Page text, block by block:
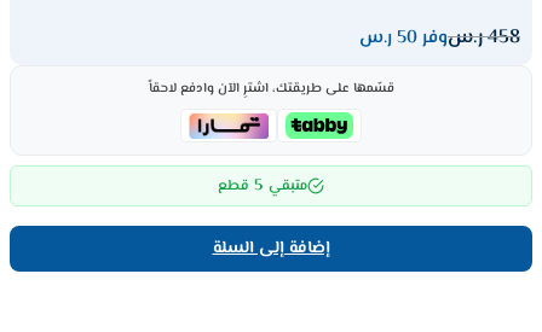
458ر.سوفر 50 ر.س
قسّمها على طريقتك، اشترِ الآن وادفع لاحقاً
متبقي 5 قطع
إضافة إلى السلة